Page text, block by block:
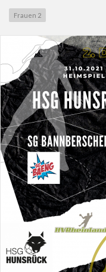
Frauen 2